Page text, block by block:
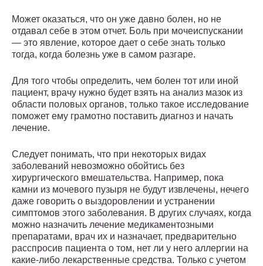
Может оказаться, что он уже давно болен, но не
отдавал себе в этом отчет. Боль при мочеиспускании
— это явление, которое дает о себе знать только
тогда, когда болезнь уже в самом разгаре.
Для того чтобы определить, чем болен тот или иной
пациент, врачу нужно будет взять на анализ мазок из
области половых органов, только такое исследование
поможет ему грамотно поставить диагноз и начать
лечение.
Следует понимать, что при некоторых видах
заболеваний невозможно обойтись без
хирургического вмешательства. Например, пока
камни из мочевого пузыря не будут извлечены, нечего
даже говорить о выздоровлении и устранении
симптомов этого заболевания. В других случаях, когда
можно назначить лечение медикаментозными
препаратами, врач их и назначает, предварительно
расспросив пациента о том, нет ли у него аллергии на
какие-либо лекарственные средства. Только с учетом